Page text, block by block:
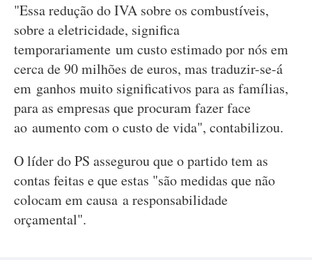
"Essa redução do IVA sobre os combustíveis,
sobre a eletricidade, significa
temporariamente um custo estimado por nós em
cerca de 90 milhões de euros, mas traduzir-se-á
em ganhos muito significativos para as famílias,
para as empresas que procuram fazer face
ao aumento com o custo de vida", contabilizou.
O líder do PS assegurou que o partido tem as
contas feitas e que estas "são medidas que não
colocam em causa a responsabilidade
orçamental".